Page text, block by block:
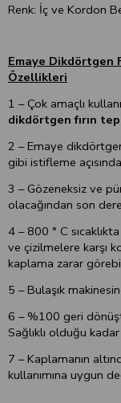
Renk: İç ve Kordon
Emaye Dikdörtgen
Özellikleri
1 – Çok amaçlı
dikdörtgen fırın
2 – Emaye
gibi istifleme
3 – Gözeneksiz ve
olacağından son
4 – 800 ° C
ve çizilmelere karşı
kaplama zarar
5 – Bulaşık
6 – %100 geri
Sağlıklı olduğu
7 – Kaplamanın
kullanımına uygun